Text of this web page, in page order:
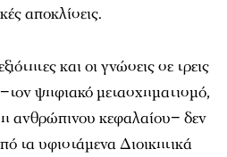
αποκλίσεις.
και οι γνώσεις σε τρεις
ψηφιακό μετασχηματισμό,
ανθρώπινου κεφαλαίου− δεν
τα υφιστάμενα Διοικητικά